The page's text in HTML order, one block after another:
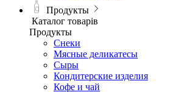
Продукты
Каталог товарів
Продукты
Снеки
Мясные деликатесы
Сыры
Кондитерские изделия
Кофе и чай